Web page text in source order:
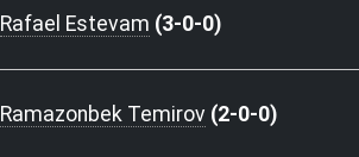
Rafael Estevam (3-0-0)
Ramazonbek Temirov (2-0-0)